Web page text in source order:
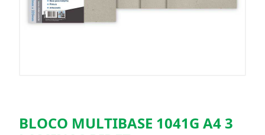
BLOCO MULTIBASE 1041G A4 3